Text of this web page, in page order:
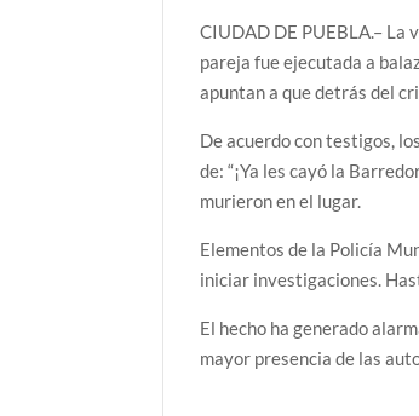
CIUDAD DE PUEBLA.– La
pareja fue ejecutada a
apuntan a que detrás del
De acuerdo con testigos,
de: “¡Ya les cayó la
murieron en el lugar.
Elementos de la Policía
iniciar investigaciones.
El hecho ha generado
mayor presencia de las